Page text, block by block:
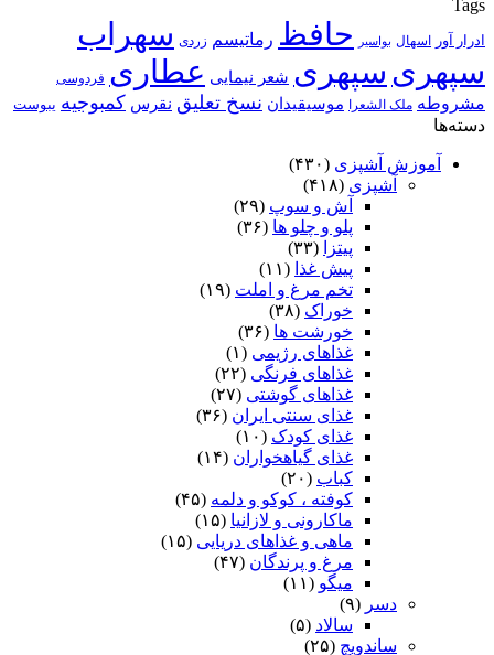
Tags
ادرار آور اسهال بواسیر حافظ رماتیسم زردی سهراب
سپهری سپهری شعر نیمایی عطاری فردوسی
مشروطه ملک الشعرا موسیقیدان نسخ تعلیق نقرس کمبوجیه یبوست
دسته‌ها
آموزش آشپزی (۴۳۰)
آشپزی (۴۱۸)
آش و سوپ (۲۹)
پلو و چلو ها (۳۶)
پیتزا
(۳۳)
پیش غذا (۱۱)
تخم مرغ و املت (۱۹)
خوراک (۳۸)
خورشت ها (۳۶)
غذاهای رژیمی (۱)
غذاهای فرنگی (۲۲)
غذاهای گوشتی (۲۷)
غذای سنتی ایران (۳۶)
غذای کودک (۱۰)
غذای گیاهخواران (۱۴)
کباب (۲۰)
کوفته ، کوکو و دلمه (۴۵)
ماکارونی و لازانیا (۱۵)
ماهی و غذاهای دریایی (۱۵)
مرغ و پرندگان (۴۷)
میگو (۱۱)
دسر (۹)
سالاد (۵)
ساندویچ (۲۵)